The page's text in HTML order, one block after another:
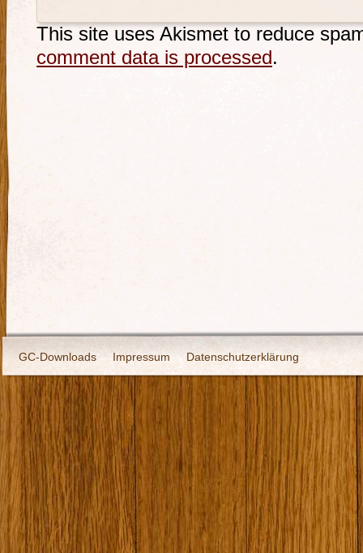
This site uses Akismet to reduce
comment data is processed.
GC-Downloads Impressum Datenschutzerklärung